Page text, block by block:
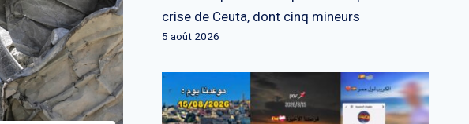
crise de Ceuta, dont cinq mineurs
5 août 2026